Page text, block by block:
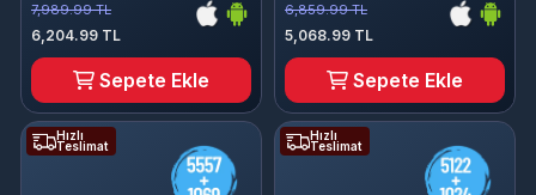
7,989.99 TL
6,204.99 TL
Sepete Ekle
6,859.99 TL
5,068.99 TL
Sepete Ekle
Hızlı
Teslimat
Hızlı
Teslimat